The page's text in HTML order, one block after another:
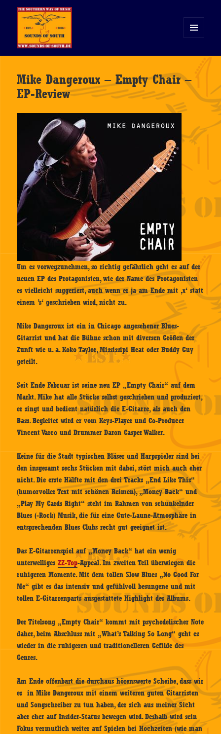
WIDGETS
Mike Dangeroux – Empty Chair –
EP-Review
Um es vorwegzunehmen, so richtig gefährlich geht es auf der
neuen EP des Protagonisten, wie der Name des Protagonisten
es vielleicht suggeriert, auch wenn er ja am Ende mit ‚x‘ statt
einem ’s‘ geschrieben wird, nicht zu.
Mike Dangeroux ist ein in Chicago angesehener Blues-
Gitarrist und hat die Bühne schon mit diversen Größen der
Zunft wie u. a. Koko Taylor, Mississipi Heat oder Buddy Guy
geteilt.
Seit Ende Februar ist seine neu EP „Empty Chair“ auf dem
Markt. Mike hat alle Stücke selbst geschrieben und produziert,
er singt und bedient natürlich die E-Gitarre, als auch den
Bass. Begleitet wird er vom Keys-Player und Co-Producer
Vincent Varco und Drummer Daron Casper Walker.
Keine für die Stadt typischen Bläser und Harpspieler sind bei
den insgesamt sechs Stücken mit dabei, stört mich auch eher
nicht. Die erste Hälfte mit den drei Tracks „End Like This“
(humorvoller Text mit schönen Reimen), „Money Back“ und
„Play My Cards Right“ steht im Rahmen von schunkelnder
Blues (-Rock) Musik, die für eine Gute-Laune-Atmosphäre in
entsprechenden Blues Clubs recht gut geeignet ist.
Das E-Gitarrenspiel auf „Money Back“ hat ein wenig
unterwelligesZZ-Top-Appeal. Im zweiten Teil überwiegen die
ruhigeren Momente. Mit dem tollen Slow Blues „No Good For
Me“ gibt es das intensiv und gefühlvoll besungene und mit
tollen E-Gitarrenparts ausgestattete Highlight des Albums.
Der Titelsong „Empty Chair“ kommt mit psychedelischer Note
daher, beim Abschluss mit „What’s Talking So Long“ geht es
wieder in die ruhigeren und traditionelleren Gefilde des
Genres.
Am Ende offenbart die durchaus hörenswerte Scheibe, dass wir
es in Mike Dangeroux mit einem weiteren guten Gitarristen
und Songschreiber zu tun haben, der sich aus meiner Sicht
aber eher auf Insider-Status bewegen wird. Deshalb wird sein
Fokus vermutlich weiter auf Spielen bei Hochzeiten (wie man